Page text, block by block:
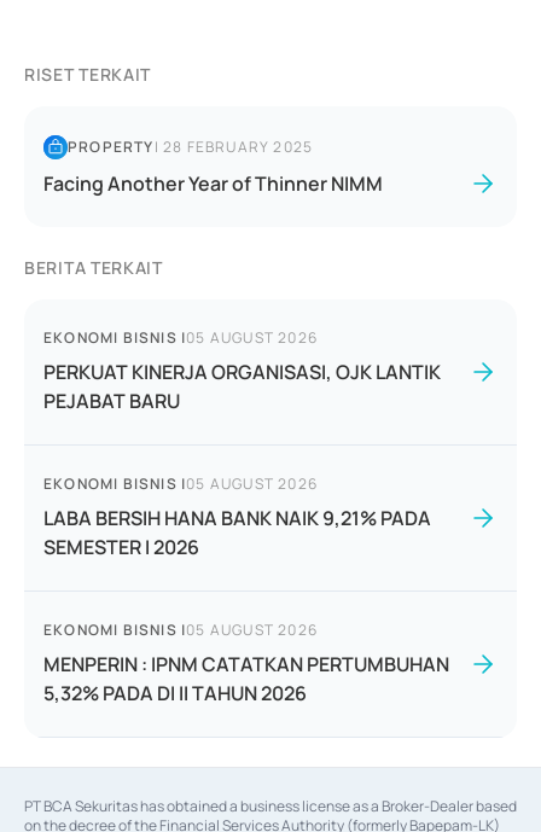
RISET TERKAIT
PROPERTY|28 FEBRUARY 2025
Facing Another Year of Thinner NIMM
BERITA TERKAIT
EKONOMI BISNIS |05 AUGUST 2026
PERKUAT KINERJA ORGANISASI, OJK LANTIK
PEJABAT BARU
EKONOMI BISNIS |05 AUGUST 2026
LABA BERSIH HANA BANK NAIK 9,21% PADA
SEMESTER I 2026
EKONOMI BISNIS |05 AUGUST 2026
MENPERIN : IPNM CATATKAN PERTUMBUHAN
5,32% PADA DI II TAHUN 2026
PT BCA Sekuritas has obtained a business license as a Broker-Dealer based
on the decree of the Financial Services Authority (formerly Bapepam-LK)